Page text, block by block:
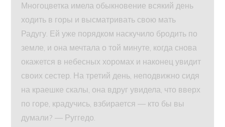
Многоцветка имела обыкновение всякий день
ходить в горы и высматривать свою мать
Радугу. Ей уже порядком наскучило бродить по
земле, и она мечтала о той минуте, когда снова
окажется в небесных хоромах и наконец увидит
своих сестер. На третий день, неподвижно сидя
на краешке скалы, она вдруг увидела, что вверх
по горе, крадучись, взбирается — кто бы вы
думали? — Руггедо.